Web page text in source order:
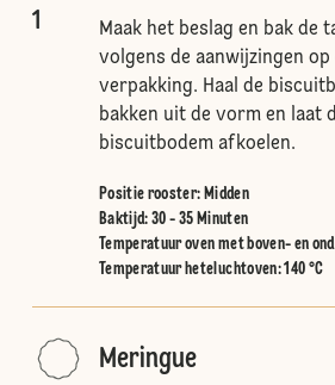
1
Maak het beslag en bak de
volgens de aanwijzingen op
verpakking. Haal de
bakken uit de vorm en laat
biscuitbodem afkoelen.
Positie rooster: Midden
Baktijd: 30 - 35 Minuten
Temperatuur oven met boven- en
Temperatuur heteluchtoven:140 °C
Meringue